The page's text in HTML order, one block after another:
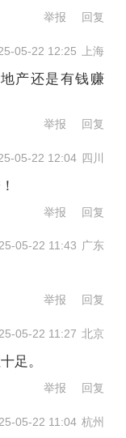
（下同）
财政政策靠
度。
国一般公
同比增长
支出26136
举报 回复
05-22 12:25 上海
产还是有钱赚
举报 回复
05-22 12:04 四川
举报 回复
05-22 11:43 广东
举报 回复
05-22 11:27 北京
足。
举报 回复
05-22 11:04 杭州